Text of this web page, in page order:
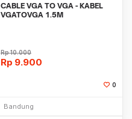
CABLE VGA TO VGA - KABEL
VGATOVGA 1.5M
Rp10.000
Rp 9.900
0
Bandung